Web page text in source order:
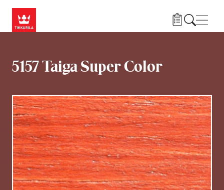
5157 Taiga Super Color